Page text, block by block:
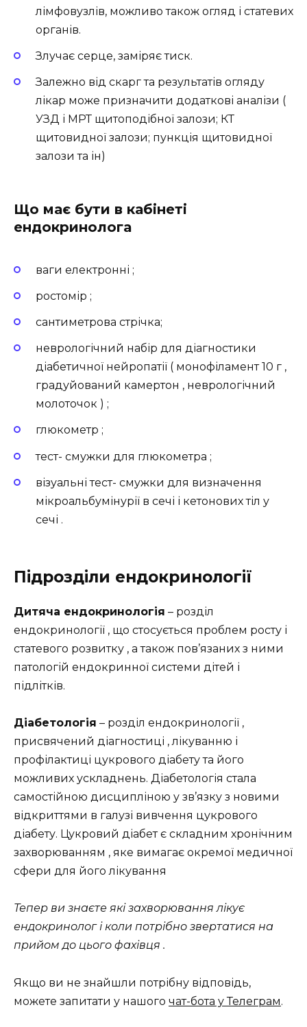
лімфовузлів, можливо також огляд і статевих
органів.
Злучає серце, заміряє тиск.
Залежно від скарг та результатів огляду
лікар може призначити додаткові аналізи (
УЗД і МРТ щитоподібної залози; КТ
щитовидної залози; пункція щитовидної
залози та ін)
Що має бути в кабінеті
ендокринолога
ваги електронні ;
ростомір ;
сантиметрова стрічка;
неврологічний набір для діагностики
діабетичної нейропатії ( монофіламент 10 г ,
градуйований камертон , неврологічний
молоточок ) ;
глюкометр ;
тест- смужки для глюкометра ;
візуальні тест- смужки для визначення
мікроальбумінурії в сечі і кетонових тіл у
сечі .
Підрозділи ендокринології
Дитяча ендокринологія – розділ
ендокринології , що стосується проблем росту і
статевого розвитку , а також пов’язаних з ними
патологій ендокринної системи дітей і
підлітків.
Діабетологія – розділ ендокринології ,
присвячений діагностиці , лікуванню і
профілактиці цукрового діабету та його
можливих ускладнень. Діабетологія стала
самостійною дисципліною у зв’язку з новими
відкриттями в галузі вивчення цукрового
діабету. Цукровий діабет є складним хронічним
захворюванням , яке вимагає окремої медичної
сфери для його лікування
Тепер ви знаєте які захворювання лікує
ендокринолог і коли потрібно звертатися на
прийом до цього фахівця .
Якщо ви не знайшли потрібну відповідь,
можете запитати у нашого чат-бота у Телеграм.